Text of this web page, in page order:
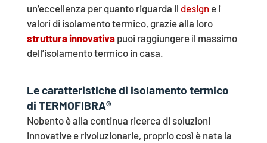
un’eccellenza per quanto riguarda il design e i
valori di isolamento termico, grazie alla loro
struttura innovativapuoi raggiungere il massimo
dell’isolamento termico in casa.
Le caratteristiche di isolamento termico
di TERMOFIBRA®
Nobento è alla continua ricerca di soluzioni
innovative e rivoluzionarie, proprio così è nata la